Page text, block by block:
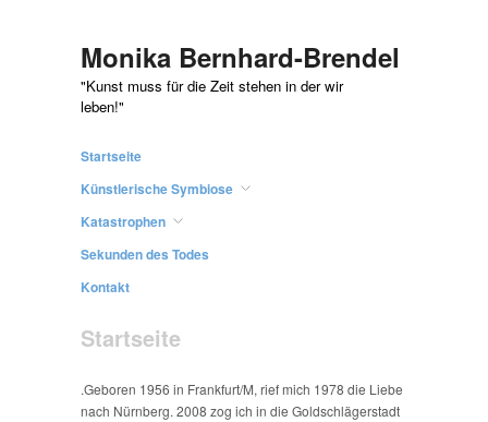
Monika Bernhard-Brendel
"Kunst muss für die Zeit stehen in der wir
leben!"
Startseite
Künstlerische Symbiose
Katastrophen
Sekunden des Todes
Kontakt
Startseite
.Geboren 1956 in Frankfurt/M, rief mich 1978 die Liebe
nach Nürnberg. 2008 zog ich in die Goldschlägerstadt